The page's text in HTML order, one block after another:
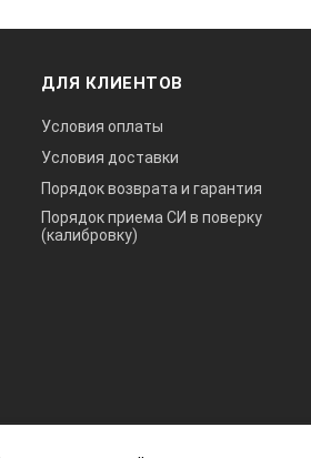
ДЛЯ КЛИЕНТОВ
Условия оплаты
Условия доставки
Порядок возврата и гарантия
Порядок приема СИ в поверку
(калибровку)